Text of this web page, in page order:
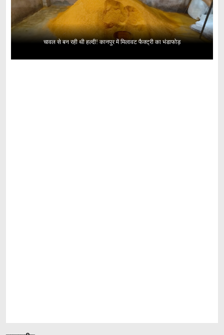
चावल से बन रही थी हल्दी! कानपुर में मिलावट फैक्ट्री का भंडाफोड़